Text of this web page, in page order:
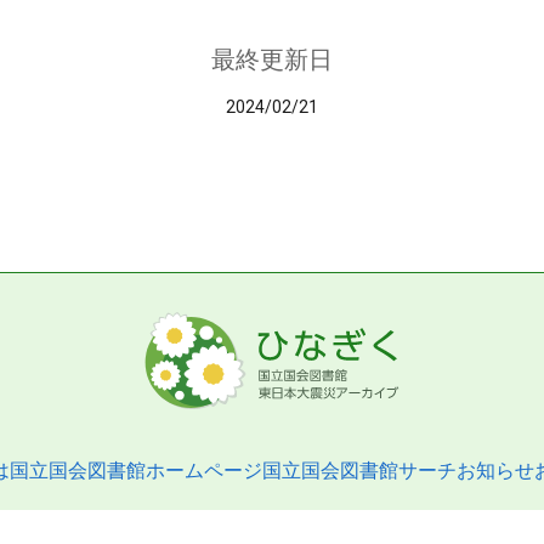
最終更新日
2024/02/21
国立国会図書館ホームページ国立国会図書館サーチお知らせ